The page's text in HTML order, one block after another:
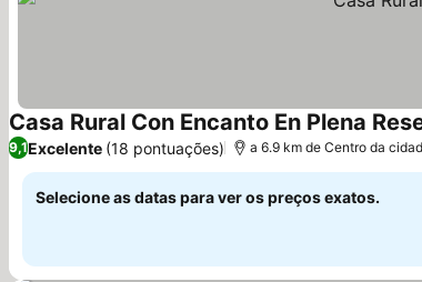
Casa Rural Con Encanto En Plena
9,1Excelente (18 pontuações) a 6.9 km de Centro da
Selecione as datas para ver os preços exatos.